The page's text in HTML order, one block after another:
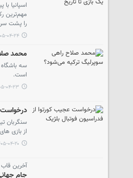
اسپانیا
را پشت
۱۴۰۵-۰۴-۲۴
محمد
سه
است.
۱۴۰۵-۰۴-۲۳
درخواست
سنگربان
از بازی
۱۴۰۵-۰۴-۲۰
آخرین
جام